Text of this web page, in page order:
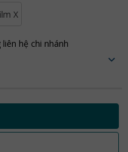
X
liên hệ chi nhánh